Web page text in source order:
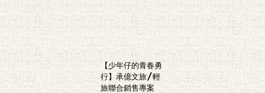
【少年仔的青春勇
行】承億文旅/輕
旅聯合銷售專案